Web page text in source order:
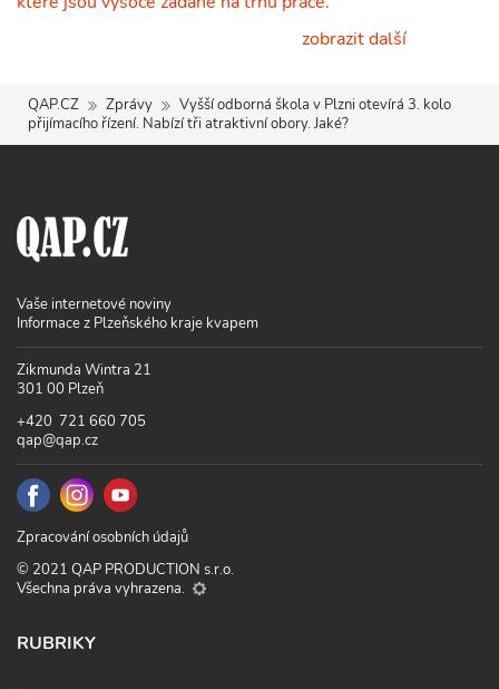
zobrazit další
QAP.CZ Zprávy
Vyšší odborná škola v Plzni otevírá 3. kolo
přijímacího řízení. Nabízí tři atraktivní obory. Jaké?
Vaše internetové noviny
Informace z Plzeňského kraje kvapem
Zikmunda Wintra 21
301 00 Plzeň
+420 721 660 705
qap@qap.cz
Zpracování osobních údajů
© 2021 QAP PRODUCTION s.r.o.
Všechna práva vyhrazena.
RUBRIKY